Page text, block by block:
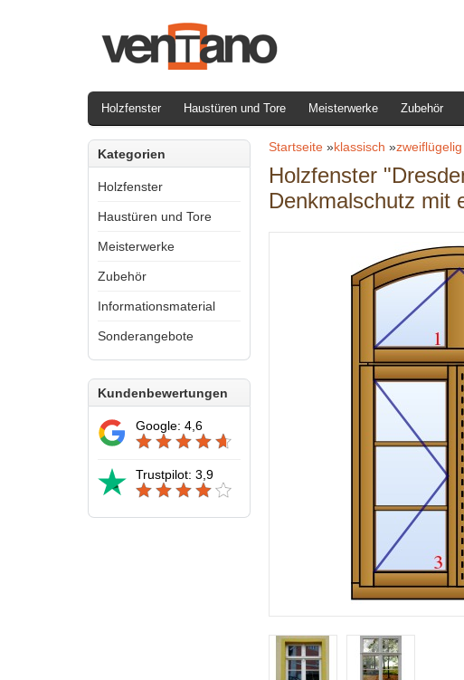
Holzfenster Haustüren und Tore Meisterwerke Zubehör
Kategorien
Holzfenster
Haustüren und Tore
Meisterwerke
Zubehör
Informationsmaterial
Sonderangebote
Kundenbewertungen
Google: 4,6
Trustpilot: 3,9
Startseite »klassisch »zweiflügelig
Holzfenster
Denkmalschutz mit